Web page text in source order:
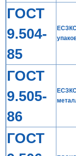
ГОСТ
9.504-
85
ГОСТ
9.505-
86
ГОСТ